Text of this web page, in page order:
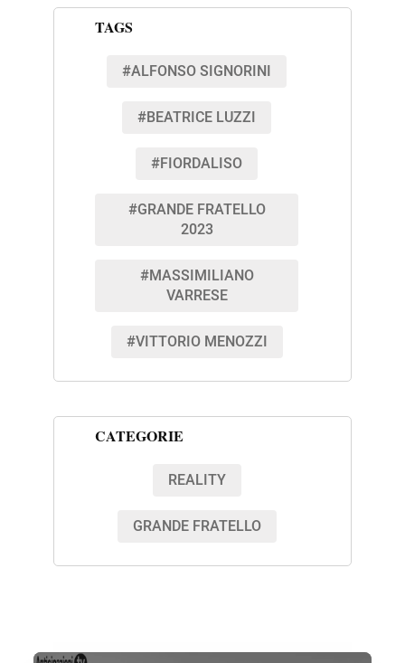
TAGS
#ALFONSO SIGNORINI
#BEATRICE LUZZI
#FIORDALISO
#GRANDE FRATELLO
2023
#MASSIMILIANO
VARRESE
#VITTORIO MENOZZI
CATEGORIE
REALITY
GRANDE FRATELLO